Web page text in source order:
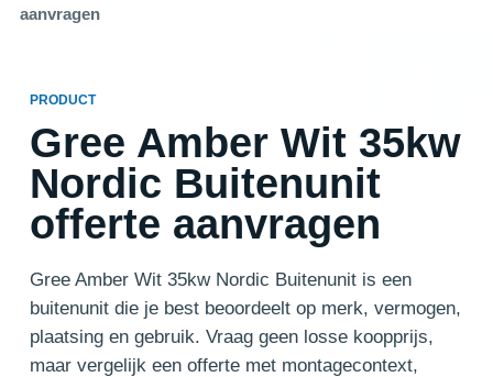
aanvragen
PRODUCT
Gree Amber Wit 35kw
Nordic Buitenunit
offerte aanvragen
Gree Amber Wit 35kw Nordic Buitenunit is een
buitenunit die je best beoordeelt op merk, vermogen,
plaatsing en gebruik. Vraag geen losse koopprijs,
maar vergelijk een offerte met montagecontext,